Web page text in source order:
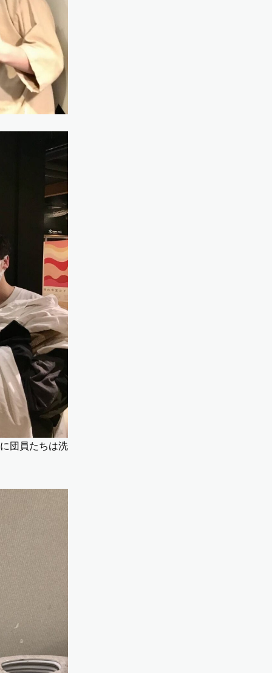
団員たちは洗